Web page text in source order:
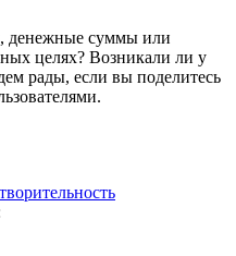
денежные суммы или
целях? Возникали ли у
рады, если вы поделитесь